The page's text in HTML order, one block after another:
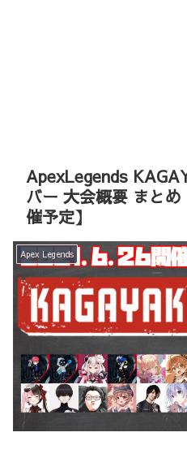
ApexLegends
バー 大会概要 まと
催予定】
Apex Legends